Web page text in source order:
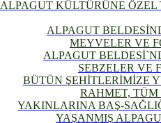
ALPAGUT KÜLTÜRÜNE
ALPAGUT
MEYVELER VE
ALPAGUT
SEBZELER VE
BÜTÜN ŞEHİTLERİMİZE
RAHMET,
YAKINLARINA BAŞ-
YAŞANMIŞ